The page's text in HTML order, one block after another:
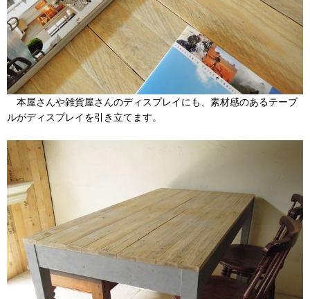
本屋さんや雑貨屋さんのディスプレイにも、素材感のあるテーブ
ルがディスプレイを引き立てます。